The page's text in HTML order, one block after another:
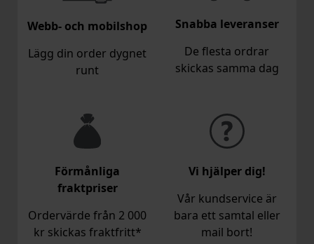
Webb- och mobilshop
Lägg din order dygnet
runt
Snabba leveranser
De flesta ordrar
skickas samma dag
Förmånliga
fraktpriser
Ordervärde från 2 000
kr skickas fraktfritt*
Vi hjälper dig!
Vår kundservice är
bara ett samtal eller
mail bort!